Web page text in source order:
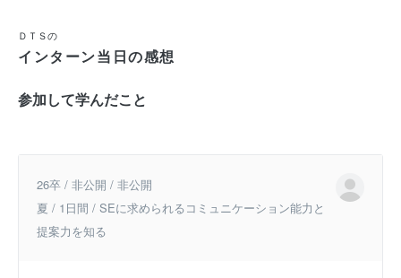
ＤＴＳの
インターン当日の感想
参加して学んだこと
26卒 / 非公開 / 非公開
夏 / 1日間 / SEに求められるコミュニケーション能力と
提案力を知る